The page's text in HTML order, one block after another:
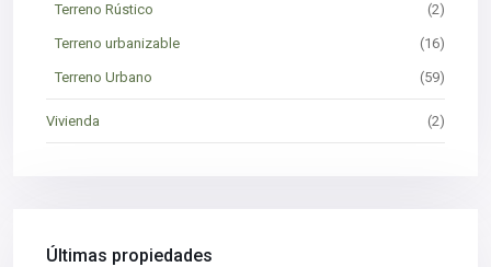
Terreno Rústico (2)
Terreno urbanizable (16)
Terreno Urbano (59)
Vivienda (2)
Últimas propiedades